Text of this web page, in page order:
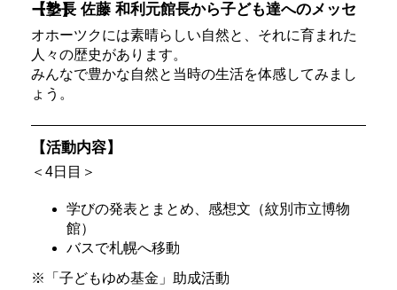
【塾長 佐藤 和利元館長から子ども達へのメッセージ】
オホーツクには素晴らしい自然と、それに育まれた
人々の歴史があります。
みんなで豊かな自然と当時の生活を体感してみまし
ょう。
【活動内容】
＜4日目＞
学びの発表とまとめ、感想文（紋別市立博物
館）
バスで札幌へ移動
※「子どもゆめ基金」助成活動